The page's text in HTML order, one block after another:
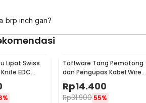
brp inch gan?
Lipat Swiss
EDC
- A3011
Taffware Tang Pemotong
dan Pengupas Kabel Wire
Stripper 7 Slot - JM-CT4-
Rp14.400
Rp31.900 55%